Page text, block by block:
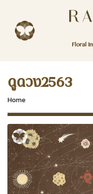
RakDok (รักดอก)
Floral
RakDok
Menu
MAGAZINE
EDUTAINMENT
RAKDOK
MARKET
ABOUT
ดูดวง2563
Home